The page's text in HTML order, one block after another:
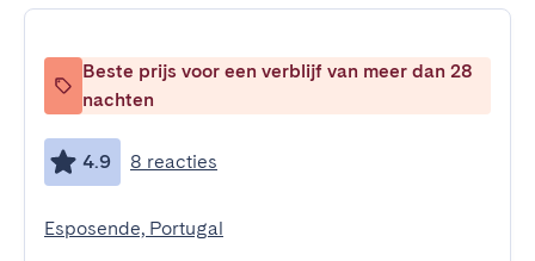
Beste prijs voor een verblijf van meer dan 28
nachten
4.9 8 reacties
Esposende, Portugal